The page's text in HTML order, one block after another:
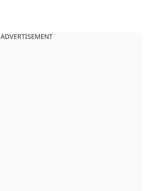
ADVERTISEMENT